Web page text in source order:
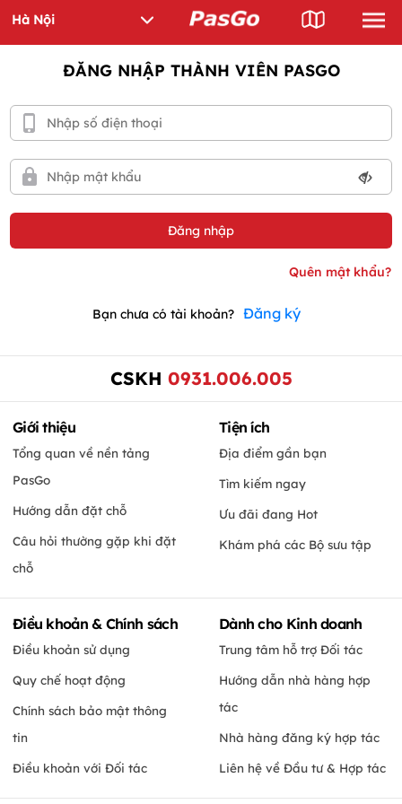
ĐĂNG NHẬP THÀNH VIÊN PASGO
Bạn chưa có tài khoản? Đăng ký
CSKH 0931.006.005
Giới thiệu
Tổng quan về nền tảng
PasGo
Hướng dẫn đặt chỗ
Câu hỏi thường gặp khi đặt
chỗ
Tiện ích
Địa điểm gần bạn
Tìm kiếm ngay
Ưu đãi đang Hot
Khám phá các Bộ sưu tập
Điều khoản & Chính sách
Điều khoản sử dụng
Quy chế hoạt động
Chính sách bảo mật thông
tin
Điều khoản với Đối tác
Dành cho Kinh doanh
Trung tâm hỗ trợ Đối tác
Hướng dẫn nhà hàng hợp
tác
Nhà hàng đăng ký hợp tác
Liên hệ về Đầu tư & Hợp tác